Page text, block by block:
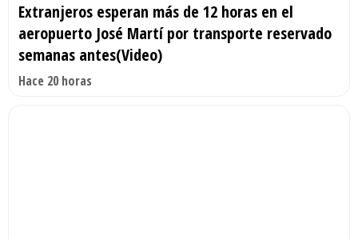
Extranjeros esperan más de 12 horas en el
aeropuerto José Martí por transporte reservado
semanas antes(Video)
Hace 20 horas